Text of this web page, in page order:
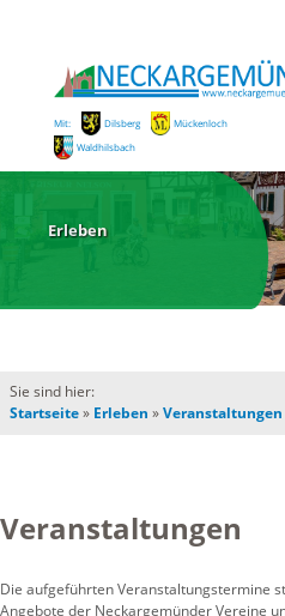
Mit: Dilsberg
Mückenloch
Waldhilsbach
Erleben
Sie sind hier:
Startseite» Erleben »Veranstaltungen
Veranstaltungen
Die aufgeführten Veranstaltungstermine
Angebote der Neckargemünder Vereine